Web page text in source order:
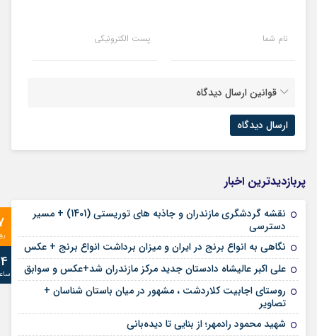
نام شما پست الکترونیکی
قوانین ارسال دیدگاه
پربازدیدترین اخبار
نقشه گردشگری مازندران و جاذبه های توریستی (1401) + مسیر
دسترسی
نگاهی به انواع برنج در ایران و میزان برداشت انواع برنج + عکس
علی‌ اکبر عالیشاه دادستان جدید مرکز مازندران شد+عکس و سوابق
روستای اجابیت کلاردشت ، مشهور در میان باستان شناسان +
تصاویر
شهید محمود رادمهر؛ از بنایی تا دیده‌بانی